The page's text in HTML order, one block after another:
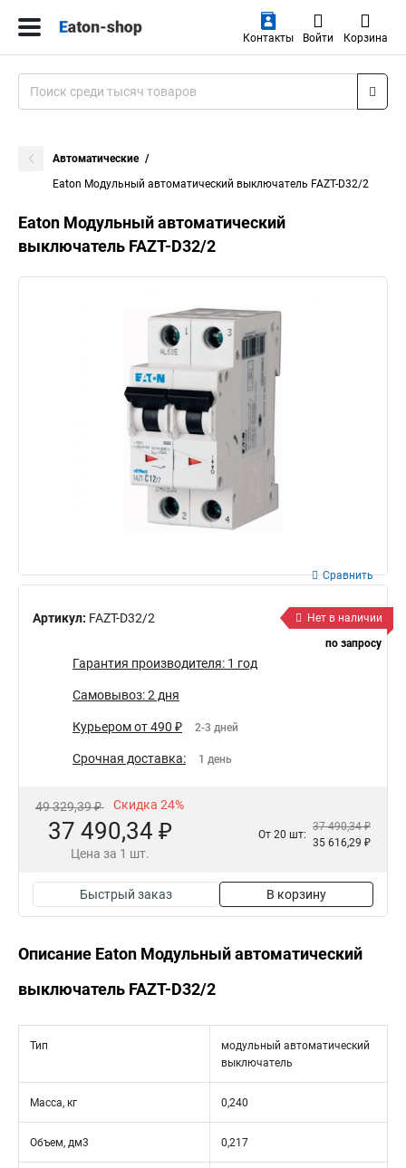
Контакты Войти Корзина
Автоматические
Eaton Модульный автоматический выключатель FAZT-D32/2
Eaton Модульный автоматический
выключатель FAZT-D32/2
Артикул: FAZT-D32/2
Сравнить
Нет в наличии
по запросу
Гарантия производителя: 1 год
Самовывоз: 2 дня
Курьером от 490 ₽ 2-3 дней
Срочная доставка: 1 день
49 329,39 ₽ Скидка 24%
37 490,34 ₽
Цена за 1 шт.
От 20 шт:
37 490,34 ₽
35 616,29 ₽
Быстрый заказ В корзину
Описание Eaton Модульный автоматический
выключатель FAZT-D32/2
Тип
модульный автоматический
выключатель
Масса, кг 0,240
Объем, дм3 0,217